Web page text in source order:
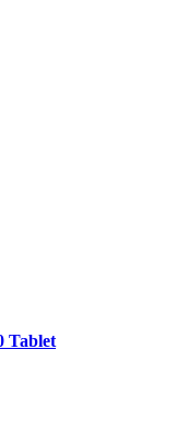
Tablet